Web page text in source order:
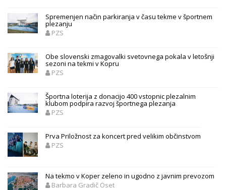
Spremenjen način parkiranja v času tekme v športnem
plezanju
PZS
Obe slovenski zmagovalki svetovnega pokala v letošnji
sezoni na tekmi v Kopru
PZS
Športna loterija z donacijo 400 vstopnic plezalnim
klubom podpira razvoj športnega plezanja
PZS
Prva Priložnost za koncert pred velikim občinstvom
PZS
Na tekmo v Koper zeleno in ugodno z javnim prevozom
Barbara Gradič Oset